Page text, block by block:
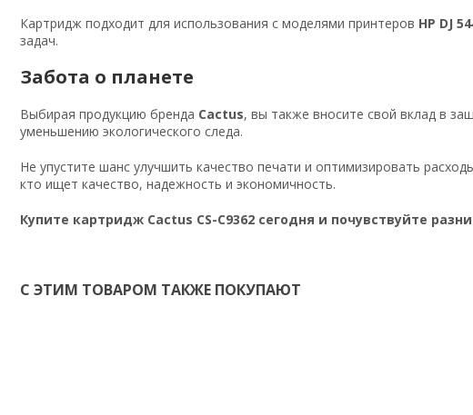
Картридж подходит для использования с моделями принтеров HP DJ
задач.
Забота о планете
Выбирая продукцию бренда Cactus, вы также вносите свой вклад в
уменьшению экологического следа.
Не упустите шанс улучшить качество печати и оптимизировать
кто ищет качество, надежность и экономичность.
Купите картридж Cactus CS-C9362 сегодня и почувствуйте
С ЭТИМ ТОВАРОМ ТАКЖЕ ПОКУПАЮТ